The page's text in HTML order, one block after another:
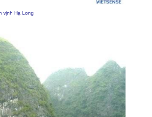
vịnh Hạ Long